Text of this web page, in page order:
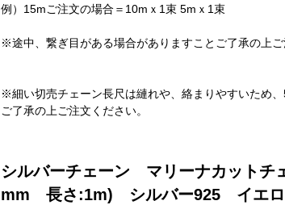
例）15mご注文の場合＝10mｘ1束 5mｘ1束
※途中、繋ぎ目がある場合がありますことご了承の上ご
※細い切売チェーン長尺は縺れや、絡まりやすいため、
ご了承の上ご注文ください。
シルバーチェーン マリーナカット
mm 長さ:1m) シルバー925 イエロ